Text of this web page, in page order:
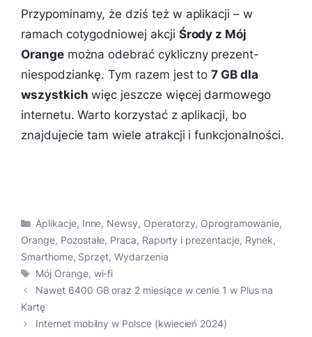
Przypominamy, że dziś też w aplikacji – w
ramach cotygodniowej akcji Środy z Mój
Orangemożna odebrać cykliczny prezent-
niespodziankę. Tym razem jest to7 GB dla
wszystkich więc jeszcze więcej darmowego
internetu. Warto korzystać z aplikacji, bo
znajdujecie tam wiele atrakcji i funkcjonalności.
Kategorie
Aplikacje, Inne, Newsy, Operatorzy, Oprogramowanie,
Orange, Pozostałe, Praca, Raporty i prezentacje, Rynek,
Smarthome, Sprzęt,Wydarzenia
Tagi
Mój Orange, wi-fi
Nawet 6400 GB oraz 2 miesiące w cenie 1 w Plus na
Kartę
Internet mobilny w Polsce (kwiecień 2024)